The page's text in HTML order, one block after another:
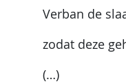
Verban de
zodat deze
(…)